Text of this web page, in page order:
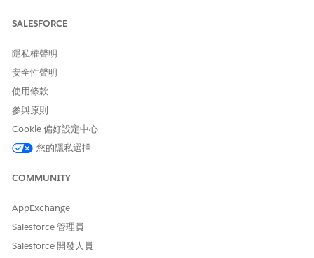
同意的揭露類型。例如,將授權表單的資料使用用途對應至貸款
貸款。
請讓我們知道，以便我們改進！
SALESFORCE
隱私權聲明
安全性聲明
使用條款
參與原則
Cookie 偏好設定中心
您的隱私選擇
COMMUNITY
AppExchange
Salesforce 管理員
Salesforce 開發人員